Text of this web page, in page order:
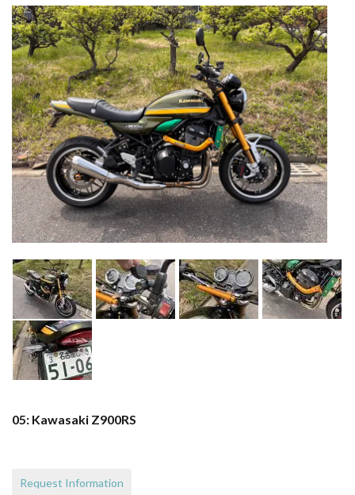
05: Kawasaki Z900RS
Request Information